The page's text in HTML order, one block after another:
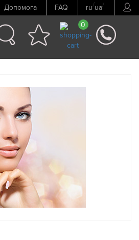
Допомога FAQ ru/ua/
0
Наступний товар